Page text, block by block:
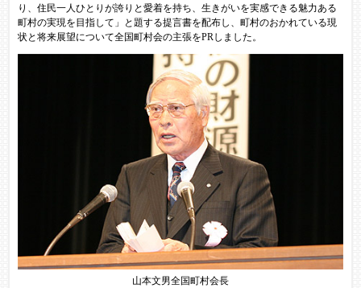
り、住民一人ひとりが誇りと愛着を持ち、生きがいを実感できる魅力ある
町村の実現を目指して」と題する提言書を配布し、町村のおかれている現
状と将来展望について全国町村会の主張をPRしました。
山本文男全国町村会長